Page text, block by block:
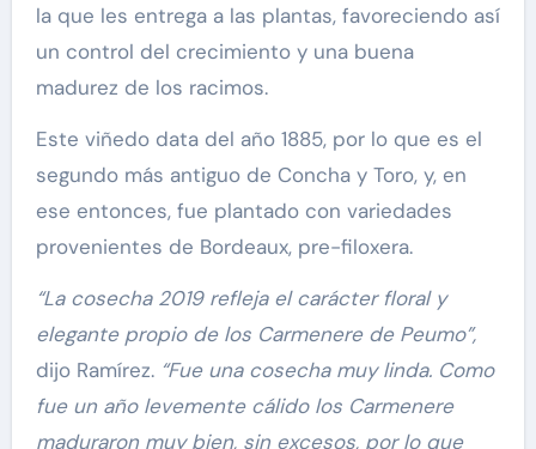
la que les entrega a las plantas, favoreciendo así
un control del crecimiento y una buena
madurez de los racimos.
Este viñedo data del año 1885, por lo que es el
segundo más antiguo de Concha y Toro, y, en
ese entonces, fue plantado con variedades
provenientes de Bordeaux, pre-filoxera.
“La cosecha 2019 refleja el carácter floral y
elegante propio de los Carmenere de Peumo”,
dijo Ramírez.“Fue una cosecha muy linda. Como
fue un año levemente cálido los Carmenere
maduraron muy bien, sin excesos, por lo que